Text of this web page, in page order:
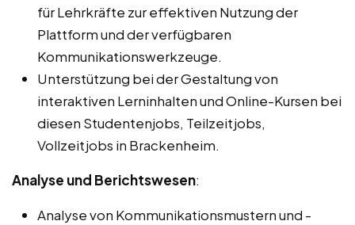
für Lehrkräfte zur effektiven Nutzung der
Plattform und der verfügbaren
Kommunikationswerkzeuge.
Unterstützung bei der Gestaltung von
interaktiven Lerninhalten und Online-Kursen bei
diesen Studentenjobs, Teilzeitjobs,
Vollzeitjobs in Brackenheim.
Analyse und Berichtswesen:
Analyse von Kommunikationsmustern und -